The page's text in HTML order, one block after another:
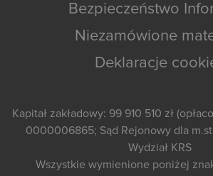
Bezpieczeństwo
Niezamówione
Deklaracje
Kapitał zakładowy: 99 910 510 zł
0000006865; Sąd Rejonowy dla
Wydział KRS
Wszystkie wymienione poniżej